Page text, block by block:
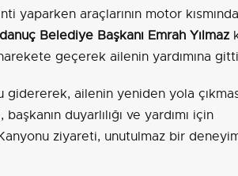
araçlarının motor kısmında
Belediye Başkanı Emrah Yılmaz
geçerek ailenin yardımına
ailenin yeniden yola
duyarlılığı ve yardımı için
ziyareti, unutulmaz bir